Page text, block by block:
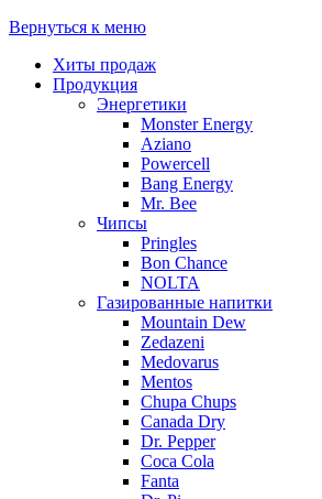
Вернуться к меню
Хиты продаж
Продукция
Энергетики
Monster Energy
Aziano
Powercell
Bang Energy
Mr. Bee
Чипсы
Pringles
Bon Chance
NOLTA
Газированные напитки
Mountain Dew
Zedazeni
Medovarus
Mentos
Chupa Chups
Canada Dry
Dr. Pepper
Coca Cola
Fanta